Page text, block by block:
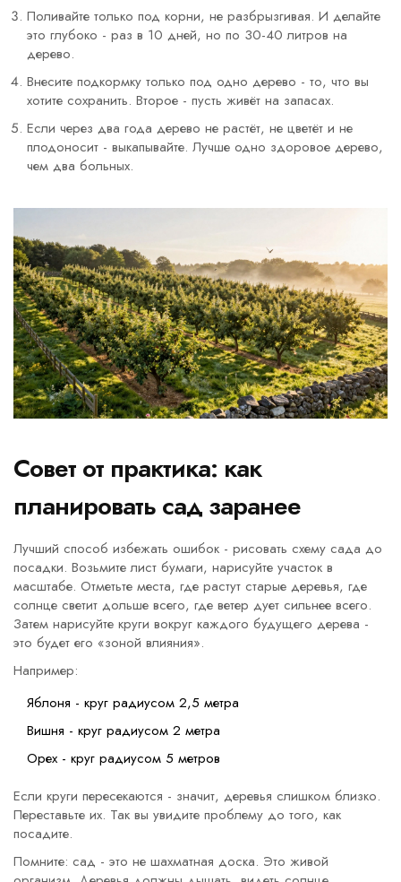
Поливайте только под корни, не разбрызгивая. И делайте
это глубоко - раз в 10 дней, но по 30-40 литров на
дерево.
Внесите подкормку только под одно дерево - то, что вы
хотите сохранить. Второе - пусть живёт на запасах.
Если через два года дерево не растёт, не цветёт и не
плодоносит - выкапывайте. Лучше одно здоровое дерево,
чем два больных.
Совет от практика: как
планировать сад заранее
Лучший способ избежать ошибок - рисовать схему сада до
посадки. Возьмите лист бумаги, нарисуйте участок в
масштабе. Отметьте места, где растут старые деревья, где
солнце светит дольше всего, где ветер дует сильнее всего.
Затем нарисуйте круги вокруг каждого будущего дерева -
это будет его «зоной влияния».
Например:
Яблоня - круг радиусом 2,5 метра
Вишня - круг радиусом 2 метра
Орех - круг радиусом 5 метров
Если круги пересекаются - значит, деревья слишком близко.
Переставьте их. Так вы увидите проблему до того, как
посадите.
Помните: сад - это не шахматная доска. Это живой